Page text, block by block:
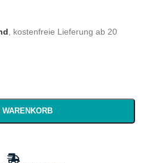
, kostenfreie Lieferung ab 20
WARENKORB